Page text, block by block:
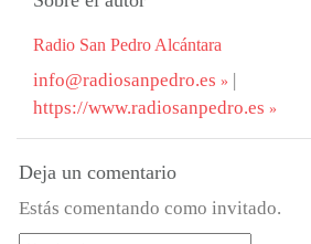
Radio San Pedro Alcántara
info@radiosanpedro.es
|
https://www.radiosanpedro.es
Deja un comentario
Estás comentando como invitado.